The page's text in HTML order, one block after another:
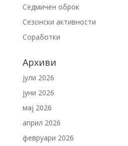
Седмичен оброк
Сезонски активности
Соработки
Архиви
јули 2026
јуни 2026
мај 2026
април 2026
февруари 2026